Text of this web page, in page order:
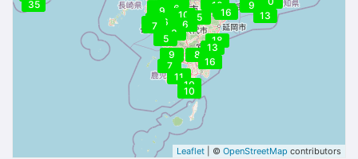
11
7
10
6
10
29
13
9
9
7
10
3
9
18
10
35
6
16
5
9
13
7
8
5
13
9 36
8
10
8
10
12
16
Leaflet | © OpenStreetMap contributors